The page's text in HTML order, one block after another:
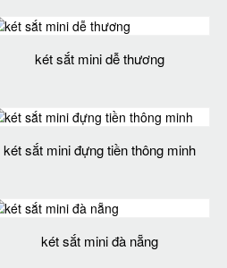
két sắt mini dễ thương
két sắt mini đựng tiền thông minh
két sắt mini đà nẵng